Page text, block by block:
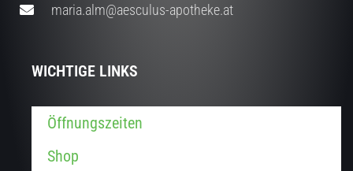
maria.alm@aesculus-apotheke.at
WICHTIGE LINKS
Öffnungszeiten
Shop